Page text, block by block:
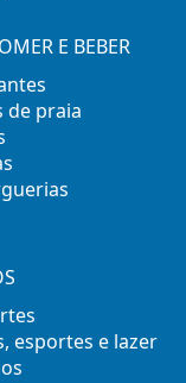
E BEBER
de praia
esportes e lazer